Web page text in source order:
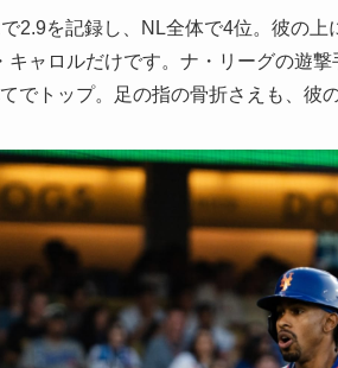
2.9を記録し、NL全体で4位。彼の
キャロルだけです。ナ・リーグの遊
でトップ。足の指の骨折さえも、彼